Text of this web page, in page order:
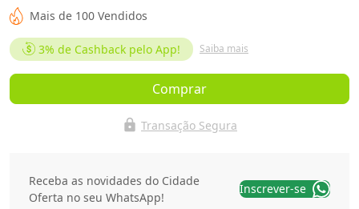
Mais de 100 Vendidos
3% de Cashback pelo App! Saiba mais
Comprar
lock Transação Segura
Receba as novidades do Cidade
Oferta no seu WhatsApp!
Inscrever-se